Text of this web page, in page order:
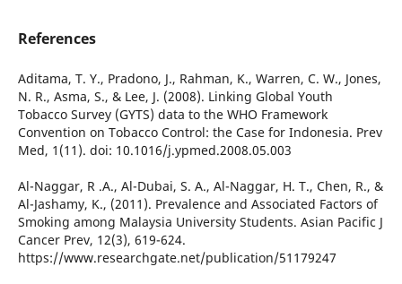
References
Aditama, T. Y., Pradono, J., Rahman, K., Warren, C. W., Jones,
N. R., Asma, S., & Lee, J. (2008). Linking Global Youth
Tobacco Survey (GYTS) data to the WHO Framework
Convention on Tobacco Control: the Case for Indonesia. Prev
Med, 1(11). doi: 10.1016/j.ypmed.2008.05.003
Al-Naggar, R .A., Al-Dubai, S. A., Al-Naggar, H. T., Chen, R., &
Al-Jashamy, K., (2011). Prevalence and Associated Factors of
Smoking among Malaysia University Students. Asian Pacific J
Cancer Prev, 12(3), 619-624.
https://www.researchgate.net/publication/51179247